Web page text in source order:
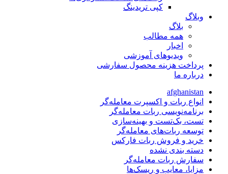
کپی تریدینگ
وبلاگ
بلاگ
همه مطالب
اخبار
ویدیوهای آموزشی
پرداخت هزینه محصول سفارشی
درباره ما
afghanistan
انواع ربات و اکسپرت معامله‌گر
برنامه‌نویسی ربات معامله‌گر
تست، بک‌تست و بهینه‌سازی
توسعه ربات‌های معامله‌گر
خرید و فروش ربات فارکس
دسته بندی نشده
سفارش ربات معامله‌گر
مزایا، معایب و ریسک‌ها